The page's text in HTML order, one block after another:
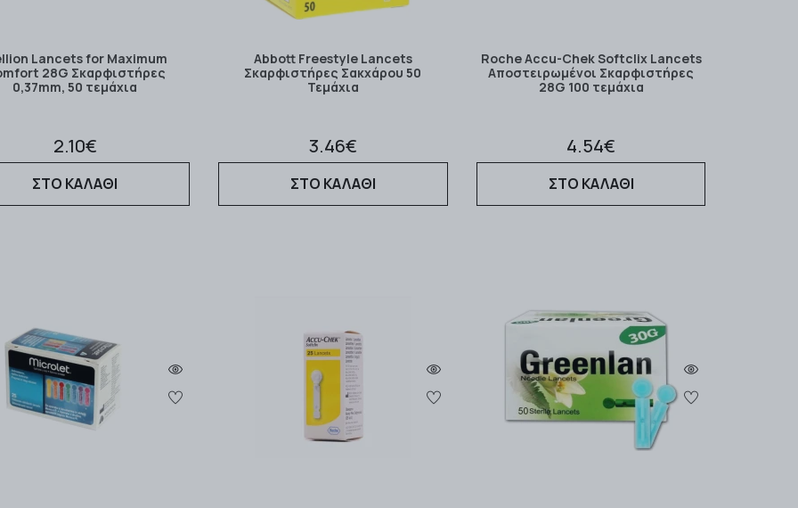
Lancets for Maximum
28G Σκαρφιστήρες
0,37mm, 50 τεμάχια
2.10€
ΣΤΟ ΚΑΛΑΘΙ
Abbott Freestyle Lancets
Σκαρφιστήρες Σακχάρου 50
Τεμάχια
3.46€
ΣΤΟ ΚΑΛΑΘΙ
Roche Accu-Chek Softclix Lancets
Αποστειρωμένοι Σκαρφιστήρες
28G 100 τεμάχια
4.54€
ΣΤΟ ΚΑΛΑΘΙ